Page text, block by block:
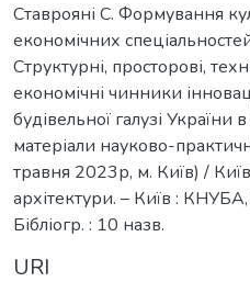
Ставрояні С. Формування
економічних
Структурні, просторові,
економічні чинники
будівельної галузі України
матеріали науково-
травня 2023р, м. Київ) /
архітектури. – Київ :
Бібліогр. : 10 назв.
URI